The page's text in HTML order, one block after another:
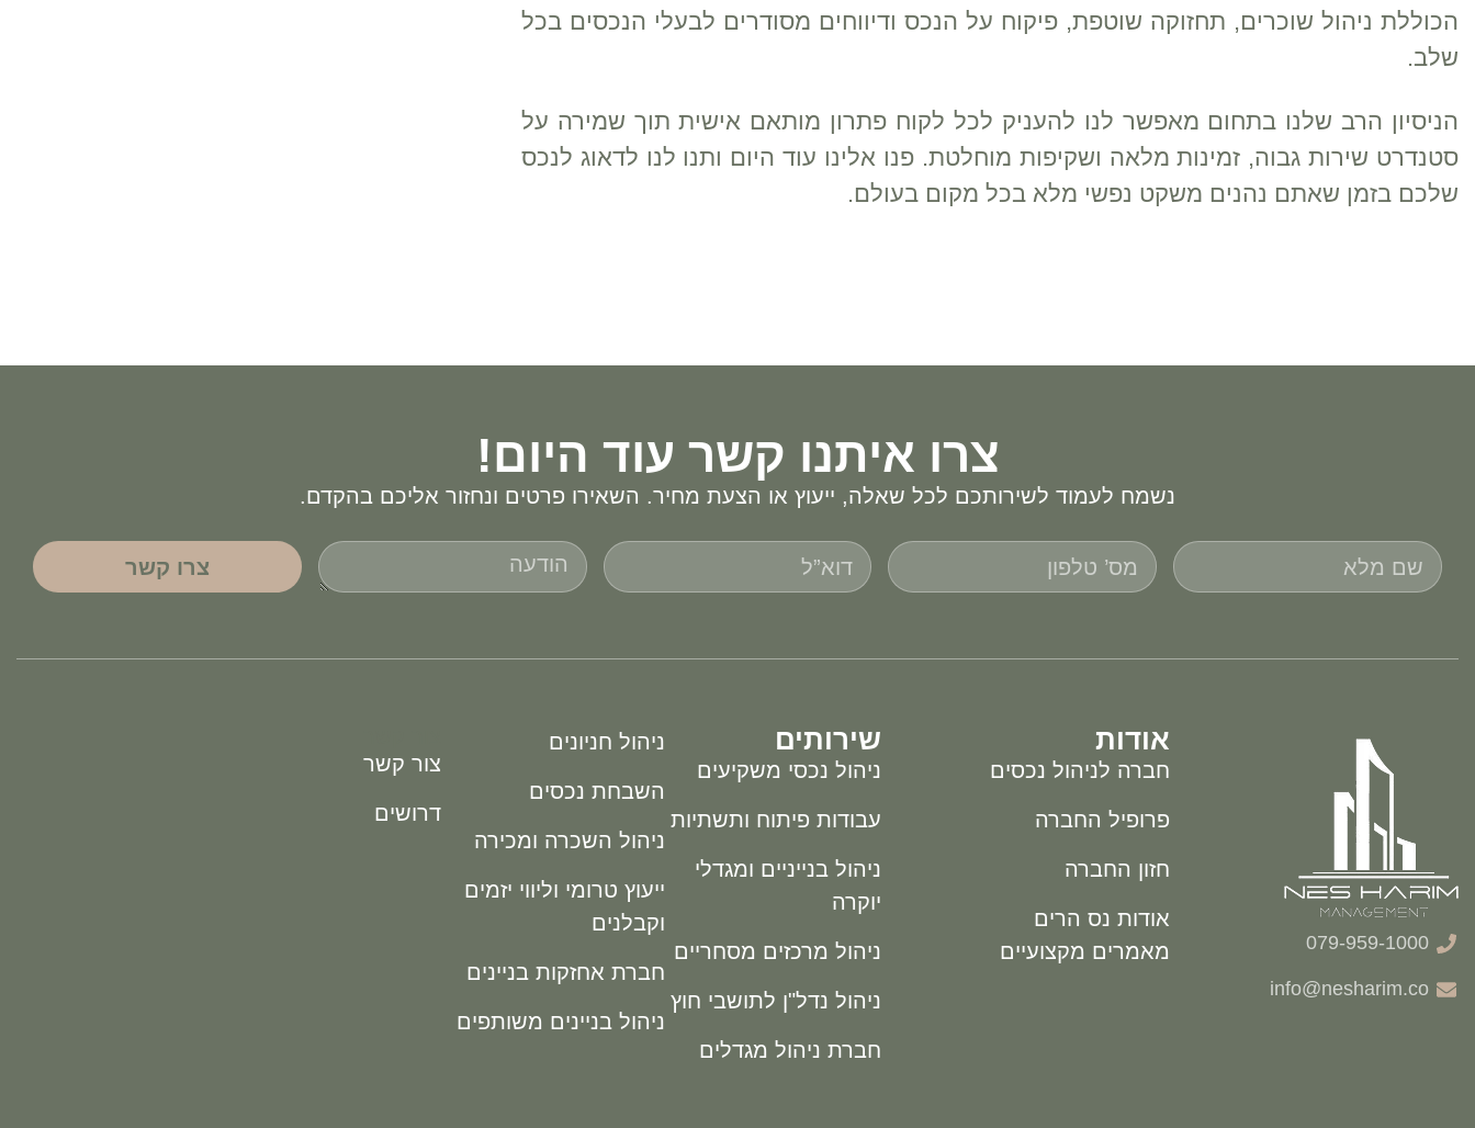
הכוללת ניהול שוכרים, תחזוקה שוטפת, פיקוח על הנכס ודיווחים מסודרים לבעלי הנכסים בכל
שלב.
הניסיון הרב שלנו בתחום מאפשר לנו להעניק לכל לקוח פתרון מותאם אישית תוך שמירה על
סטנדרט שירות גבוה, זמינות מלאה ושקיפות מוחלטת. פנו אלינו עוד היום ותנו לנו לדאוג לנכס
שלכם בזמן שאתם נהנים משקט נפשי מלא בכל מקום בעולם.
צרו איתנו קשר עוד היום!
נשמח לעמוד לשירותכם לכל שאלה, ייעוץ או הצעת מחיר. השאירו פרטים ונחזור אליכם בהקדם.
צרו קשר
079-959-1000
info@nesharim.co
אודות
חברה לניהול נכסים
פרופיל החברה
חזון החברה
אודות נס הרים
מאמרים מקצועיים
שירותים
ניהול נכסי משקיעים
עבודות פיתוח ותשתיות
ניהול בנייניים ומגדלי
יוקרה
ניהול מרכזים מסחריים
ניהול נדל"ן לתושבי חוץ
חברת ניהול מגדלים
ניהול חניונים
השבחת נכסים
ניהול השכרה ומכירה
ייעוץ טרומי וליווי יזמים
וקבלנים
חברת אחזקות בניינים
ניהול בניינים משותפים
צור קשר
דרושים